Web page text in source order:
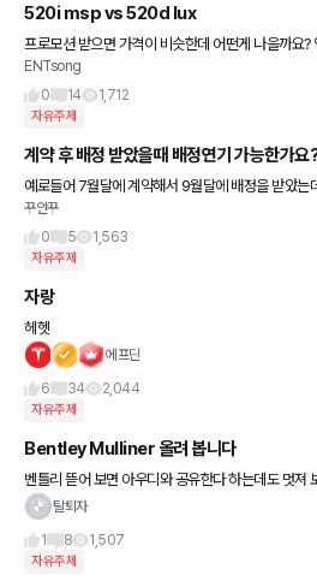
520i msp vs 520d lux
프로모션 받으면 가격이 비슷한데 어떤게 나을까요? 연비운전 타입이고 쏘는 타입은 아
닙니다 주로 출퇴근용 혼자 모는 편이고 출퇴근 왕복 하루 60키로 올림픽대로 나 중부고
속도로 같은 고속화도로위주
ENTsong
0
14 1,712
자유주제
계약 후 배정 받았을때 배정연기 가능한가요
예로들어 7월달에 계약해서 9월달에 배정을 받았는
미루고 싶으면 아예 계약을 취소하고 다시 계약을 걸
계약은 유지하고 배정만 앞번
꾸안꾸
0
5 1,563
자유주제
자랑
헤헷
에프딘
6
34 2,044
자유주제
Bentley Mulliner 올려 봅니다
벤틀리 뜯어 보면 아우
탈퇴자
1
8 1,507
자유주제